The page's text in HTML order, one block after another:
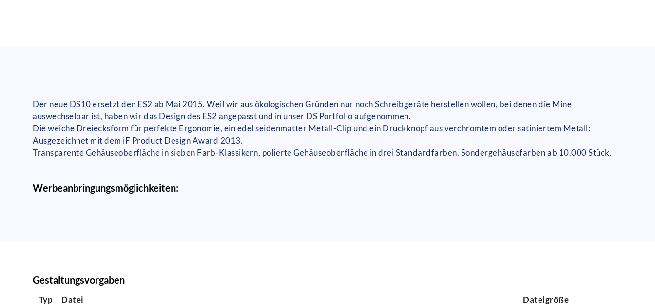
Der neue DS10 ersetzt den ES2 ab Mai 2015. Weil wir aus ökologischen Gründen nur noch Schreibgeräte herstellen wollen, bei denen die Mine
auswechselbar ist, haben wir das Design des ES2 angepasst und in unser DS Portfolio aufgenommen.
Die weiche Dreiecksform für perfekte Ergonomie, ein edel seidenmatter Metall-Clip und ein Druckknopf aus verchromtem oder satiniertem Metall:
Ausgezeichnet mit dem iF Product Design Award 2013.
Transparente Gehäuseoberfläche in sieben Farb-Klassikern, polierte Gehäuseoberfläche in drei Standardfarben. Sondergehäusefarben ab 10.000 Stück.
Werbeanbringungsmöglichkeiten:
Gestaltungsvorgaben
Typ Datei Dateigröße